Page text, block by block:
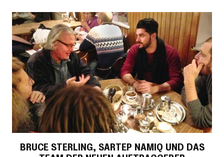
BRUCE STERLING, SARTEP NAMIQ UND DAS